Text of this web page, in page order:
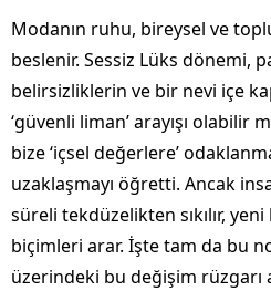
Modanın ruhu, bireysel ve
beslenir. Sessiz Lüks dönemi,
belirsizliklerin ve bir nevi içe
‘güvenli liman’ arayışı olabilir
bize ‘içsel değerlere’
uzaklaşmayı öğretti. Ancak
süreli tekdüzelikten sıkılır,
biçimleri arar. İşte tam da bu
üzerindeki bu değişim rüzgarı